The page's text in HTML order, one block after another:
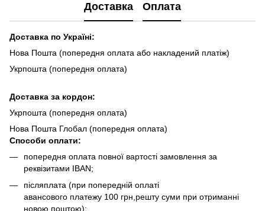
Доставка Оплата
Доставка по Україні:
Нова Пошта (попередня оплата або накладений платіж)
Укрпошта (попередня оплата)
Доставка за кордон:
Укрпошта (попередня оплата)
Нова Пошта Глобал (попередня оплата)
Способи оплати:
попередня оплата повної вартості замовлення за
реквізитами IBAN;
післяплата (при попередній оплаті
авансового платежу 100 грн,решту суми при отриманні
новою поштою);